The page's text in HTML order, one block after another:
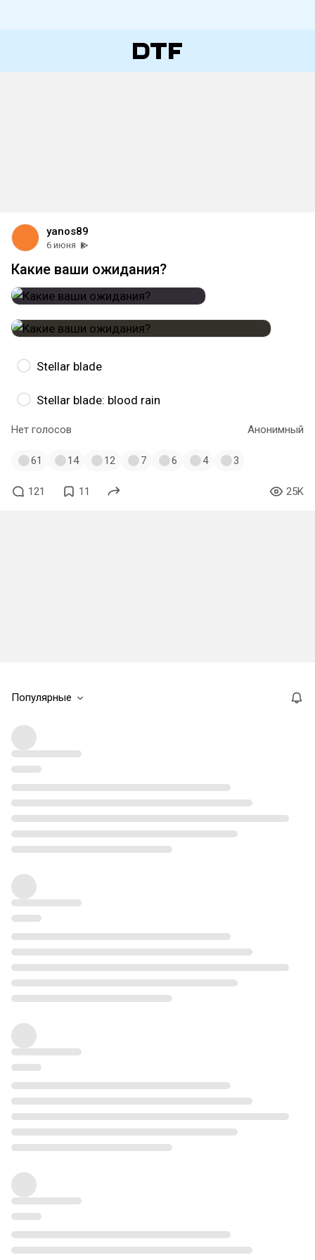
yanos89
6 июня
Какие ваши ожидания?
Stellar blade
Stellar blade: blood rain
Нет голосов Анонимный
61 14 12 7 6 4 3
121 11 25K
Популярные